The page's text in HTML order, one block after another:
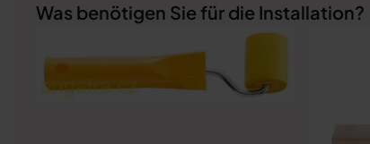
Was benötigen Sie für die Installation?